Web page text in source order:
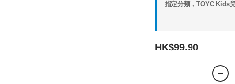
指定分類，TOYC Kids
HK$99.90